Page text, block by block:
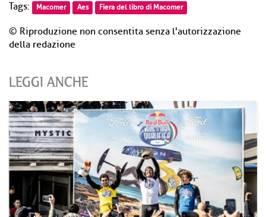
Tags: Macomer Aes Fiera del libro di Macomer
© Riproduzione non consentita senza l'autorizzazione
della redazione
LEGGI ANCHE